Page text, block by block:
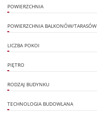
POWIERZCHNIA
POWIERZCHNIA BALKONÓW/TARASÓW
LICZBA POKOI
PIĘTRO
RODZAJ BUDYNKU
TECHNOLOGIA BUDOWLANA